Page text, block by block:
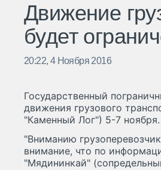
Движение
будет
20:22, 4 Ноября 2016
Государственный
движения грузового
"Каменный Лог") 5-7 ноября.
"Вниманию
внимание, что по
"Мядининкай"